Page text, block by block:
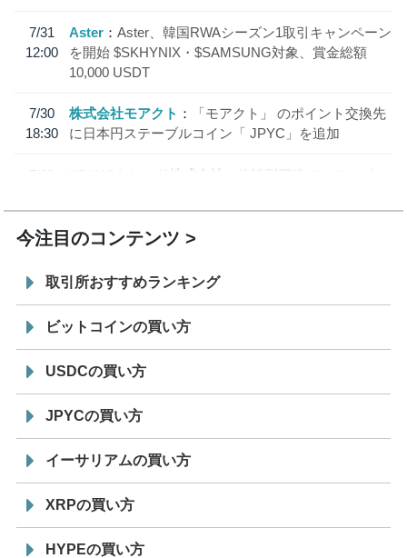
7/31
12:00
Aster
Aster、韓国RWAシーズン1取引キャンペーン
を開始 $SKHYNIX・$SAMSUNG対象、賞金総額
10,000 USDT
7/30
18:30
株式会社モアクト
「モアクト」 のポイント交換先
に日本円ステーブルコイン「 JPYC」を追加
7/29
SBI VCトレード株式会社
信託型円建てステーブル
今注目のコンテンツ
取引所おすすめランキング
ビットコインの買い方
USDCの買い方
JPYCの買い方
イーサリアムの買い方
XRPの買い方
HYPEの買い方